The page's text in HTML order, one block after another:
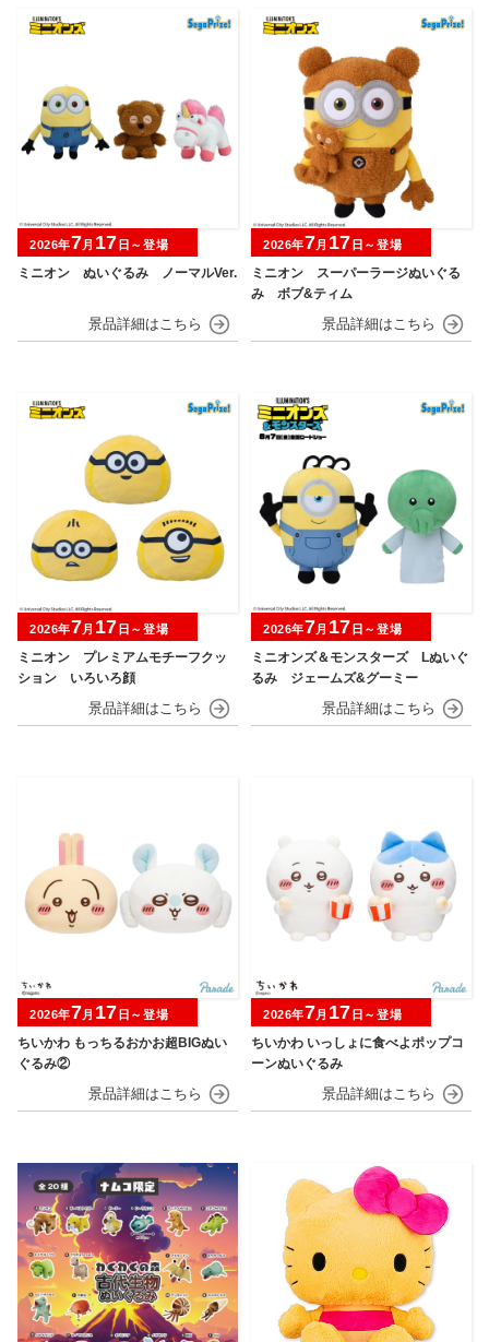
ミニオン ぬいぐるみ ノーマルVer.
2026年7月 17 日～登場
ミニオン スーパーラージぬいぐる
み ボブ&ティム
2026年7月 17 日～登場
ミニオン プレミアムモチーフクッ
ション いろいろ顔
2026年7月 17 日～登場
ミニオンズ＆モンスターズ Lぬいぐ
るみ ジェームズ&グーミー
2026年7月 17 日～登場
ちいかわ もっちるおかお超BIGぬい
ぐるみ②
2026年7月 17 日～登場
ちいかわ いっしょに食べよポップコ
ーンぬいぐるみ
2026年7月 17 日～登場